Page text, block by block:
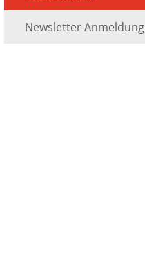
Newsletter Anmeldung